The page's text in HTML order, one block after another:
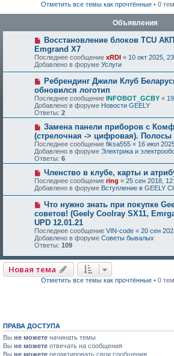
Отметить все темы как прочтённые• 0
Объявления
Восстановление блоков TCU
Emgrand X7
Последнее сообщение xRDI « 10 окт 2025,
Добавлено в форуме Услуги
Ребрендинг Джили Клуб
обновился логотип
Последнее сообщение INFOBOT_GCBY «
Добавлено в форуме Новости GEELY
Ответы: 2
Замена панели приборов с
(стрелочная -> цифровая). Полосы
Последнее сообщение fiksa555 « 16 июл
Добавлено в форуме Электрика и
Ответы: 6
Членство в клубе, карты и
Последнее сообщение ring « 25 сен 2018,
Добавлено в форуме Вступление в GEELY
Что нужно знать при покупке
советов! (Geely Coolray SX11,
UPD 12.01.21
Последнее сообщение VIN-code « 20 сен
Добавлено в форуме Советы бывалых
Ответы: 109
Новая тема
Отметить все темы как прочтённые• 0
ПРАВА ДОСТУПА
Вы не можете начинать темы
Вы не можете отвечать на сообщения
Вы не можете редактировать свои сообщения